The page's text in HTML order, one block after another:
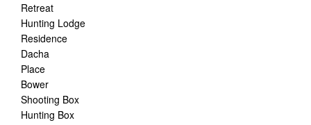
Retreat
Hunting Lodge
Residence
Dacha
Place
Bower
Shooting Box
Hunting Box